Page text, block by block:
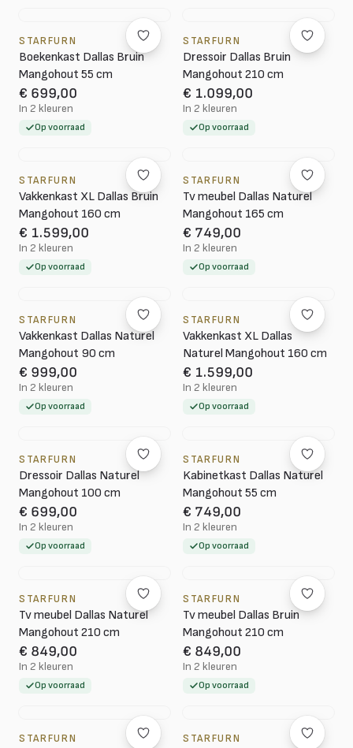
STARFURN
Boekenkast Dallas Bruin
Mangohout 55 cm
€ 699,00
In 2 kleuren
Op voorraad
STARFURN
Dressoir Dallas Bruin
Mangohout 210 cm
€ 1.099,00
In 2 kleuren
Op voorraad
STARFURN
Vakkenkast XL Dallas Bruin
Mangohout 160 cm
€ 1.599,00
In 2 kleuren
Op voorraad
STARFURN
Tv meubel Dallas Naturel
Mangohout 165 cm
€ 749,00
In 2 kleuren
Op voorraad
STARFURN
Vakkenkast Dallas Naturel
Mangohout 90 cm
€ 999,00
In 2 kleuren
Op voorraad
STARFURN
Vakkenkast XL Dallas
Naturel Mangohout 160 cm
€ 1.599,00
In 2 kleuren
Op voorraad
STARFURN
Dressoir Dallas Naturel
Mangohout 100 cm
€ 699,00
In 2 kleuren
Op voorraad
STARFURN
Kabinetkast Dallas Naturel
Mangohout 55 cm
€ 749,00
In 2 kleuren
Op voorraad
STARFURN
Tv meubel Dallas Naturel
Mangohout 210 cm
€ 849,00
In 2 kleuren
Op voorraad
STARFURN
Tv meubel Dallas Bruin
Mangohout 210 cm
€ 849,00
In 2 kleuren
Op voorraad
STARFURN STARFURN